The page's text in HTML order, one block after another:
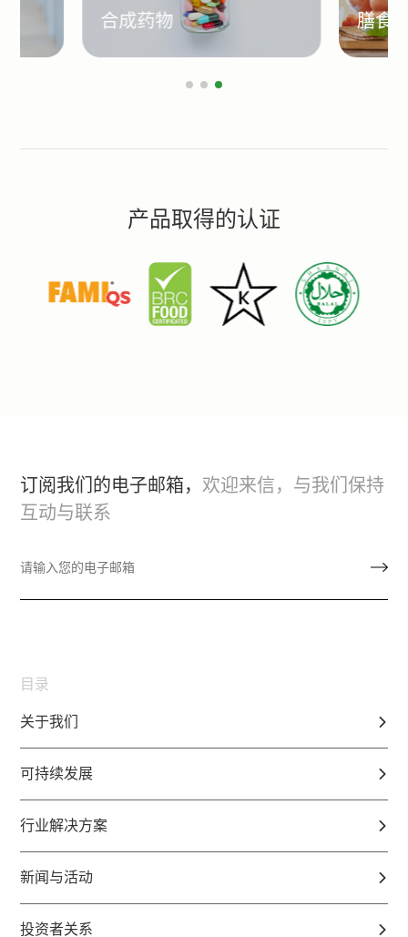
合成药物 膳食补充
产品取得的认证
订阅我们的电子邮箱， 欢迎来信，与我们保持
互动与联系
目录
关于我们
可持续发展
行业解决方案
新闻与活动
投资者关系